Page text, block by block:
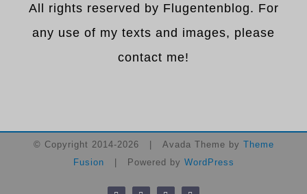
All rights reserved by Flugentenblog. For
any use of my texts and images, please
contact me!
© Copyright 2014-2026 | Avada Theme by Theme
Fusion | Powered by WordPress